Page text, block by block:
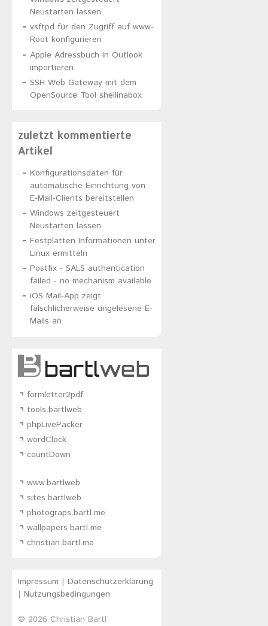
Neustarten lassen
vsftpd für den Zugriff auf www-
Root konfigurieren
Apple Adressbuch in Outlook
importieren
SSH Web Gateway mit dem
OpenSource Tool shellinabox
zuletzt kommentierte
Artikel
Konfigurationsdaten für
automatische Einrichtung von
E-Mail-Clients bereitstellen
Windows zeitgesteuert
Neustarten lassen
Festplatten Informationen unter
Linux ermitteln
Postfix - SALS authentication
failed - no mechanism available
iOS Mail-App zeigt
fälschlicherweise ungelesene E-
Mails an
formletter2pdf
tools.bartlweb
phpLivePacker
wordClock
countDown
www.bartlweb
sites.bartlweb
photograps.bartl.me
wallpapers.bartl.me
christian.bartl.me
Impressum | Datenschutzerklärung
| Nutzungsbedingungen
© 2026 Christian Bartl